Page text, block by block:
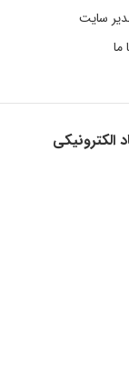
سایت
ما
الکترونیکی